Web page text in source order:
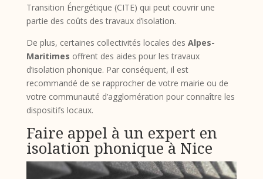
Transition Énergétique (CITE) qui peut couvrir une
partie des coûts des travaux d’isolation.
De plus, certaines collectivités locales des Alpes-
Maritimes offrent des aides pour les travaux
d’isolation phonique. Par conséquent, il est
recommandé de se rapprocher de votre mairie ou de
votre communauté d’agglomération pour connaître les
dispositifs locaux.
Faire appel à un expert en
isolation phonique à Nice